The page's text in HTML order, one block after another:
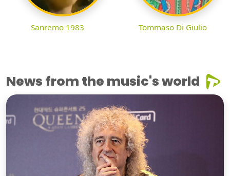
Sanremo 1983 Tommaso Di Giulio
News from the music's world